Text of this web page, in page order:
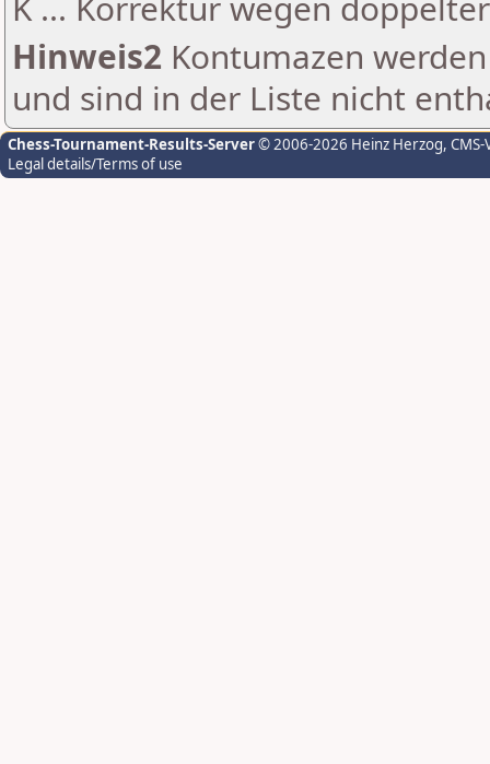
Hinweis2 Kontumazen
und sind in der Liste nicht
Chess-Tournament-Results-Server© 2006-2026 Heinz Herzog,
Legal details/Terms of use